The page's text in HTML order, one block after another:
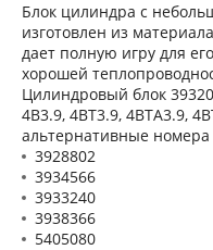
Блок цилиндра с
изготовлен из
дает полную игру для
хорошей
Цилиндровый блок
4B3.9, 4BT3.9, 4BTA3.9,
альтернативные номера
3928802
3934566
3933240
3938366
5405080